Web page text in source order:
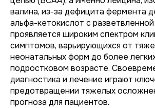
валина, из-за дефицита фермента
альфа-кетокислот с
проявляется широким спектром
симптомов, варьирующихся от
неонатальных форм до более
подростковом возрасте.
диагностика и лечение играют
предотвращении тяжелых
прогноза для пациентов.